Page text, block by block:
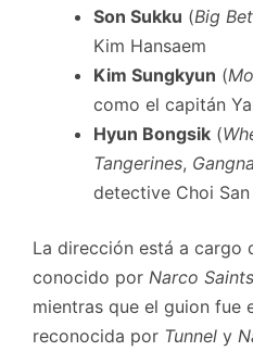
Son Sukku (Big Bet
Kim Hansaem
Kim Sungkyun (
como el capitán
Hyun Bongsik (
Tangerines,
detective Choi San
La dirección está a cargo
conocido por Narco Saints
mientras que el guion fue
reconocida por Tunnel y